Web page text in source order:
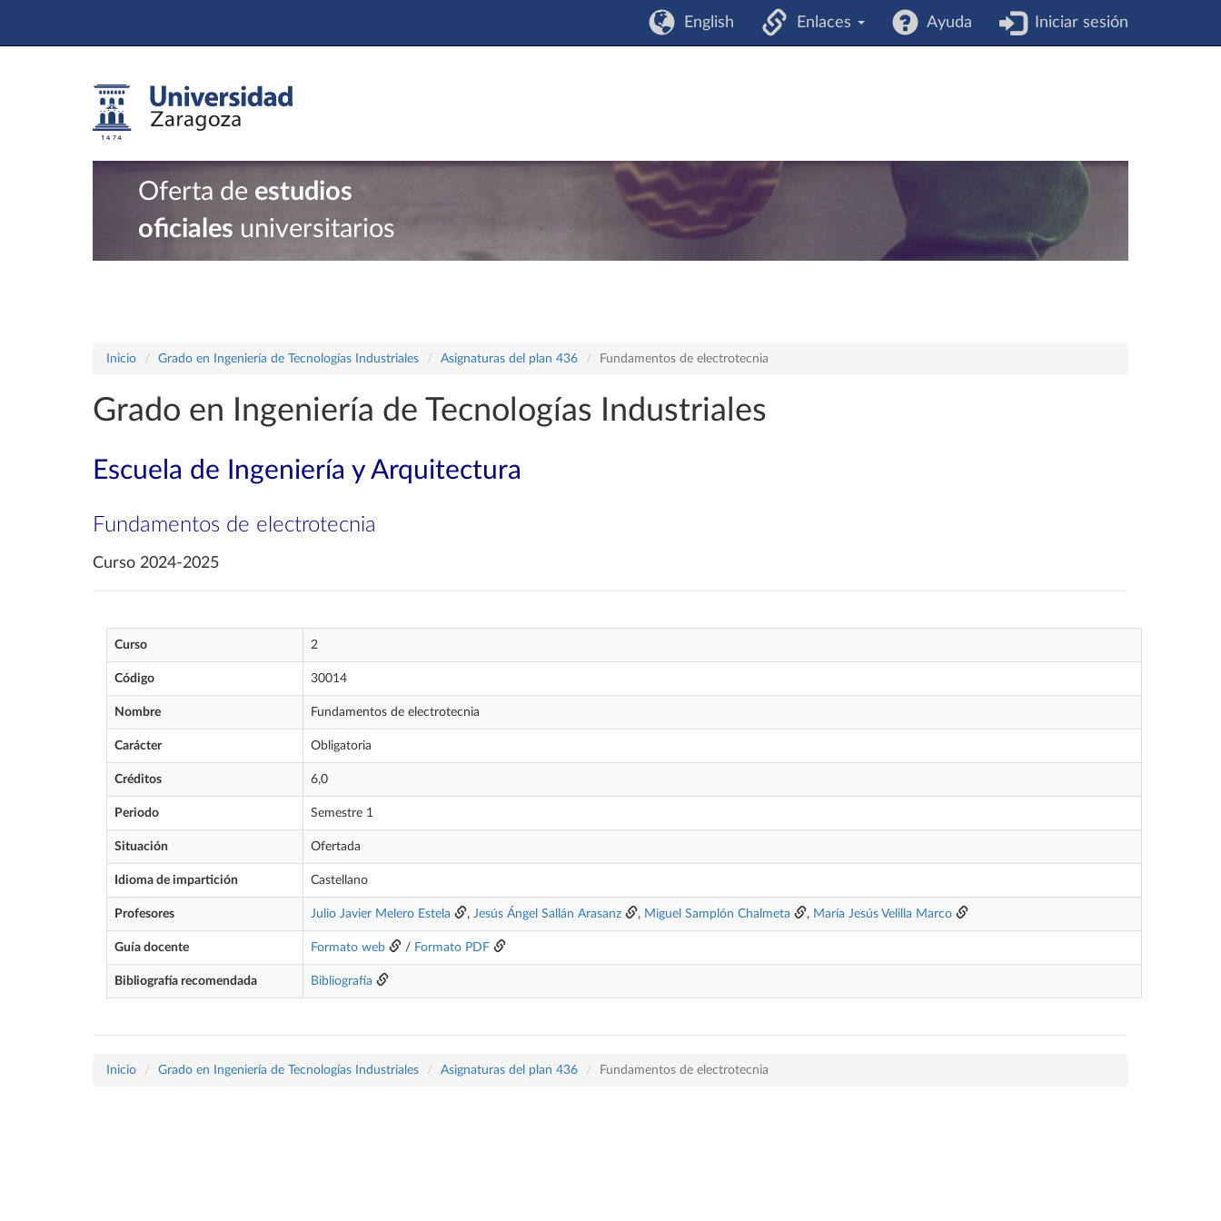
English Enlaces Ayuda Iniciar sesión
Oferta de estudios
oficiales universitarios
Inicio Grado en Ingeniería de Tecnologías Industriales Asignaturas del plan 436 Fundamentos de electrotecnia
Grado en Ingeniería de Tecnologías Industriales
Escuela de Ingeniería y Arquitectura
Fundamentos de electrotecnia
Curso 2024-2025
Curso 2
Código 30014
Nombre Fundamentos de electrotecnia
Carácter Obligatoria
Créditos 6,0
Periodo Semestre 1
Situación Ofertada
Idioma de impartición Castellano
Profesores Julio Javier Melero Estela , Jesús Ángel Sallán Arasanz , Miguel Samplón Chalmeta , María Jesús Velilla Marco
Guía docente Formato web / Formato PDF
Bibliografía recomendada Bibliografía
Inicio Grado en Ingeniería de Tecnologías Industriales Asignaturas del plan 436 Fundamentos de electrotecnia